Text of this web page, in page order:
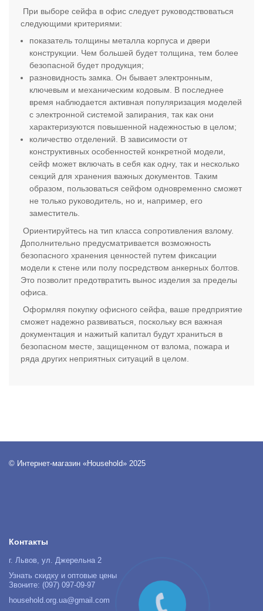
При выборе сейфа в офис следует руководствоваться
следующими критериями:
показатель толщины металла корпуса и двери
конструкции. Чем большей будет толщина, тем более
безопасной будет продукция;
разновидность замка. Он бывает электронным,
ключевым и механическим кодовым. В последнее
время наблюдается активная популяризация моделей
с электронной системой запирания, так как они
характеризуются повышенной надежностью в целом;
количество отделений. В зависимости от
конструктивных особенностей конкретной модели,
сейф может включать в себя как одну, так и несколько
секций для хранения важных документов. Таким
образом, пользоваться сейфом одновременно сможет
не только руководитель, но и, например, его
заместитель.
Ориентируйтесь на тип класса сопротивления взлому.
Дополнительно предусматривается возможность
безопасного хранения ценностей путем фиксации
модели к стене или полу посредством анкерных болтов.
Это позволит предотвратить вынос изделия за пределы
офиса.
Оформляя покупку офисного сейфа, ваше предприятие
сможет надежно развиваться, поскольку вся важная
документация и нажитый капитал будут храниться в
безопасном месте, защищенном от взлома, пожара и
ряда других неприятных ситуаций в целом.
© Интернет-магазин «Household» 2025
Контакты
г. Львов, ул. Джерельна 2
Узнать скидку и оптовые цены
Звоните: (097) 097-09-97
household.org.ua@gmail.com